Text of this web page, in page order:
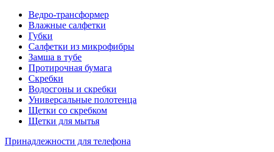
Ведро-трансформер
Влажные салфетки
Губки
Салфетки из микрофибры
Замша в тубе
Протирочная бумага
Скребки
Водосгоны и скребки
Универсальные полотенца
Щетки со скребком
Щетки для мытья
Принадлежности для телефона